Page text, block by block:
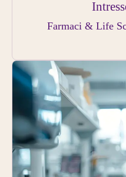
Farmaci & Life